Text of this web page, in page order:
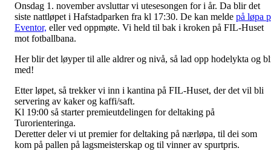
Onsdag 1. november avsluttar vi utesesongen for i år. Da blir det
siste nattløpet i Hafstadparken fra kl 17:30. De kan melde på løpa
Eventor, eller ved oppmøte. Vi held til bak i kroken på FIL-Huset
mot fotballbana.
Her blir det løyper til alle aldrer og nivå, så lad opp hodelykta og
med!
Etter løpet, så trekker vi inn i kantina på FIL-Huset, der det vil bli
servering av kaker og kaffi/saft.
Kl 19:00 så starter premieutdelingen for deltaking på
Turorienteringa.
Deretter deler vi ut premier for deltaking på nærløpa, til dei som
kom på pallen på lagsmeisterskap og til vinner av spurtpris.